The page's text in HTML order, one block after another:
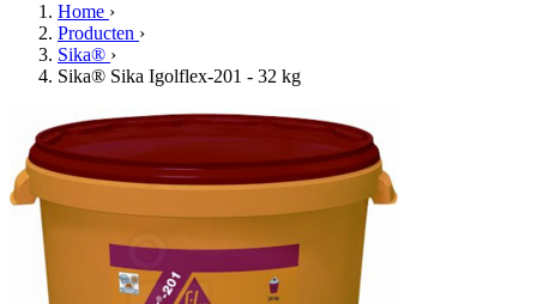
Home ›
Producten ›
Sika® ›
Sika® Sika Igolflex-201 - 32 kg